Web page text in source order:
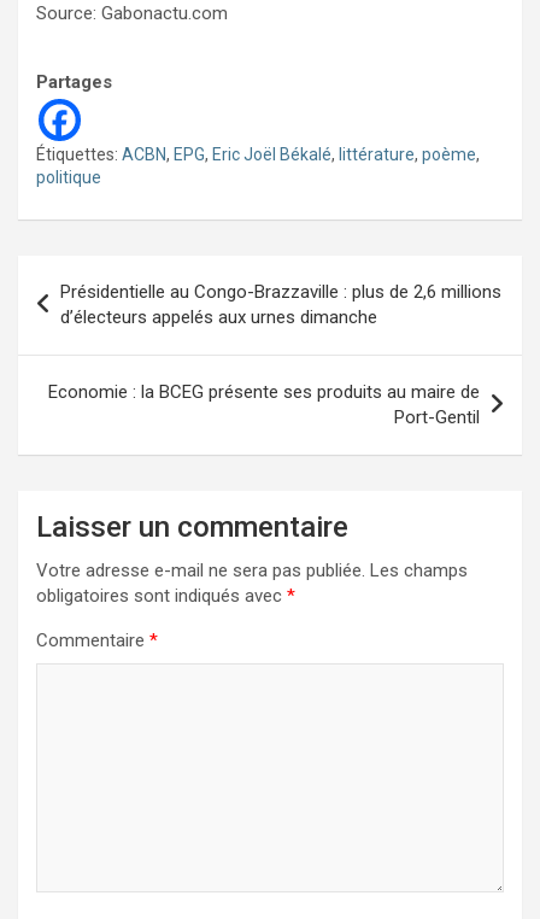
Source: Gabonactu.com
Partages
Étiquettes: ACBN, EPG, Eric Joël Békalé, littérature, poème,
politique
de
l’article
Présidentielle au Congo-Brazzaville : plus de 2,6 millions
d’électeurs appelés aux urnes dimanche
Economie : la BCEG présente ses produits au maire de
Port-Gentil
Laisser un commentaire
Votre adresse e-mail ne sera pas publiée. Les champs
obligatoires sont indiqués avec *
Commentaire *